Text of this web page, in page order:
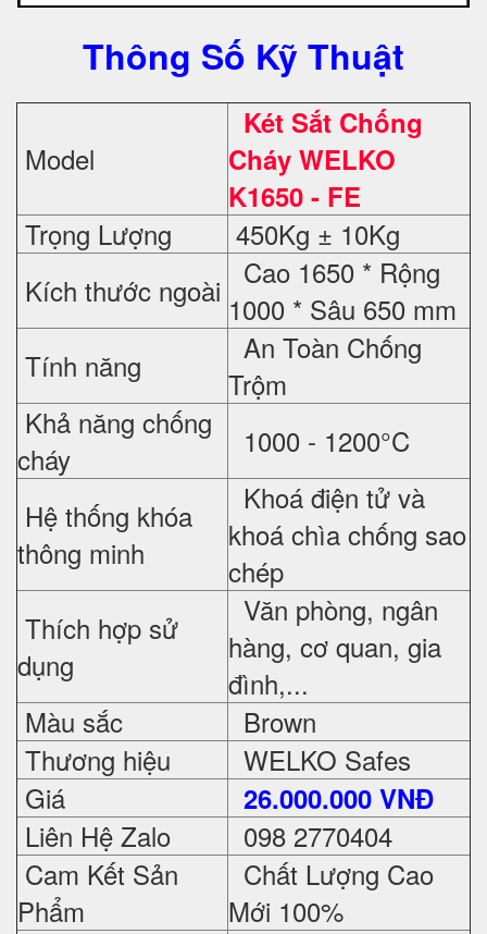
Thông Số Kỹ Thuật
Model
Két Sắt Chống
Cháy WELKO
K1650 - FE
Trọng Lượng
450Kg ± 10Kg
Kích thước ngoài
Cao 1650 * Rộng
1000 * Sâu 650 mm
Tính năng
An Toàn Chống
Trộm
Khả năng chống
cháy
1000 - 1200°C
Hệ thống khóa
thông minh
Khoá điện tử và
khoá chìa chống sao
chép
Thích hợp sử
dụng
Văn phòng, ngân
hàng, cơ quan, gia
đình,...
Màu sắc
Brown
Thương hiệu
WELKO Safes
Giá
26.000.000 VNĐ
Liên Hệ Zalo
098 2770404
Cam Kết Sản
Phẩm
Chất Lượng Cao
Mới 100%